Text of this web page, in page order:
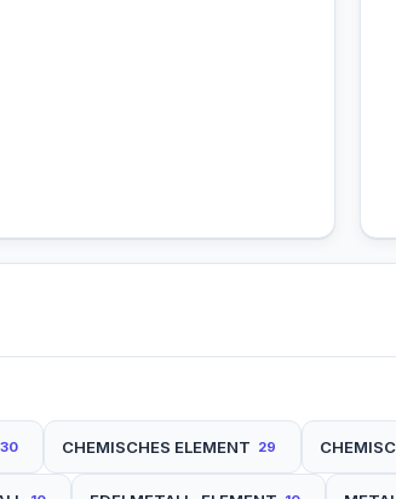
30 CHEMISCHES ELEMENT 29